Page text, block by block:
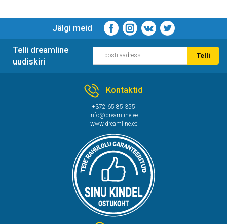
Jälgi meid
Telli dreamline
uudiskiri
Telli
Kontaktid
+372 65 85 355
info@dreamline.ee
www.dreamline.ee